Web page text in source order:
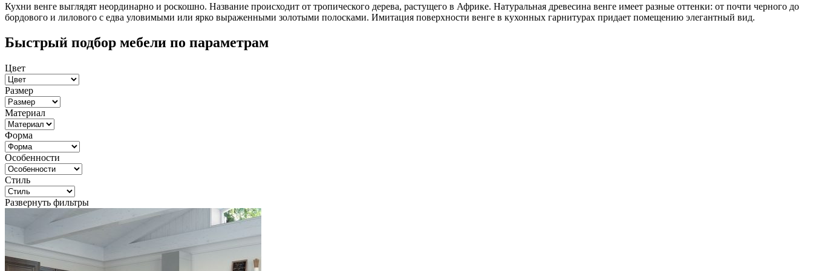
Кухни венге выглядят неординарно и роскошно. Название происходит от тропического дерева, растущего в Африке. Натуральная древесина венге имеет разные оттенки: от почти черного до
бордового и лилового с едва уловимыми или ярко выраженными золотыми полосками. Имитация поверхности венге в кухонных гарнитурах придает помещению элегантный вид.
Быстрый подбор мебели по параметрам
Цвет
Размер
Материал
Форма
Особенности
Стиль
Развернуть фильтры